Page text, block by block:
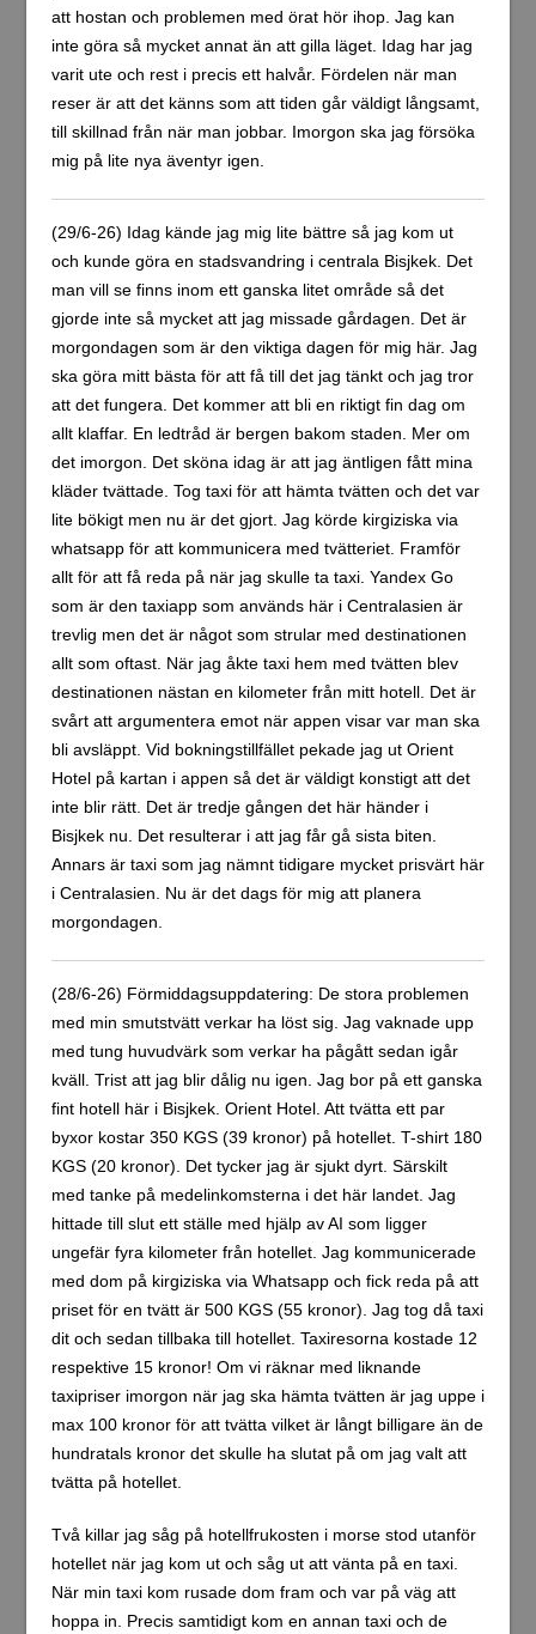
att hostan och problemen med örat hör ihop. Jag kan
inte göra så mycket annat än att gilla läget. Idag har jag
varit ute och rest i precis ett halvår. Fördelen när man
reser är att det känns som att tiden går väldigt långsamt,
till skillnad från när man jobbar. Imorgon ska jag försöka
mig på lite nya äventyr igen.
(29/6-26) Idag kände jag mig lite bättre så jag kom ut
och kunde göra en stadsvandring i centrala Bisjkek. Det
man vill se finns inom ett ganska litet område så det
gjorde inte så mycket att jag missade gårdagen. Det är
morgondagen som är den viktiga dagen för mig här. Jag
ska göra mitt bästa för att få till det jag tänkt och jag tror
att det fungera. Det kommer att bli en riktigt fin dag om
allt klaffar. En ledtråd är bergen bakom staden. Mer om
det imorgon. Det sköna idag är att jag äntligen fått mina
kläder tvättade. Tog taxi för att hämta tvätten och det var
lite bökigt men nu är det gjort. Jag körde kirgiziska via
whatsapp för att kommunicera med tvätteriet. Framför
allt för att få reda på när jag skulle ta taxi. Yandex Go
som är den taxiapp som används här i Centralasien är
trevlig men det är något som strular med destinationen
allt som oftast. När jag åkte taxi hem med tvätten blev
destinationen nästan en kilometer från mitt hotell. Det är
svårt att argumentera emot när appen visar var man ska
bli avsläppt. Vid bokningstillfället pekade jag ut Orient
Hotel på kartan i appen så det är väldigt konstigt att det
inte blir rätt. Det är tredje gången det här händer i
Bisjkek nu. Det resulterar i att jag får gå sista biten.
Annars är taxi som jag nämnt tidigare mycket prisvärt här
i Centralasien. Nu är det dags för mig att planera
morgondagen.
(28/6-26) Förmiddagsuppdatering: De stora problemen
med min smutstvätt verkar ha löst sig. Jag vaknade upp
med tung huvudvärk som verkar ha pågått sedan igår
kväll. Trist att jag blir dålig nu igen. Jag bor på ett ganska
fint hotell här i Bisjkek. Orient Hotel. Att tvätta ett par
byxor kostar 350 KGS (39 kronor) på hotellet. T-shirt 180
KGS (20 kronor). Det tycker jag är sjukt dyrt. Särskilt
med tanke på medelinkomsterna i det här landet. Jag
hittade till slut ett ställe med hjälp av AI som ligger
ungefär fyra kilometer från hotellet. Jag kommunicerade
med dom på kirgiziska via Whatsapp och fick reda på att
priset för en tvätt är 500 KGS (55 kronor). Jag tog då taxi
dit och sedan tillbaka till hotellet. Taxiresorna kostade 12
respektive 15 kronor! Om vi räknar med liknande
taxipriser imorgon när jag ska hämta tvätten är jag uppe i
max 100 kronor för att tvätta vilket är långt billigare än de
hundratals kronor det skulle ha slutat på om jag valt att
tvätta på hotellet.
Två killar jag såg på hotellfrukosten i morse stod utanför
hotellet när jag kom ut och såg ut att vänta på en taxi.
När min taxi kom rusade dom fram och var på väg att
hoppa in. Precis samtidigt kom en annan taxi och de